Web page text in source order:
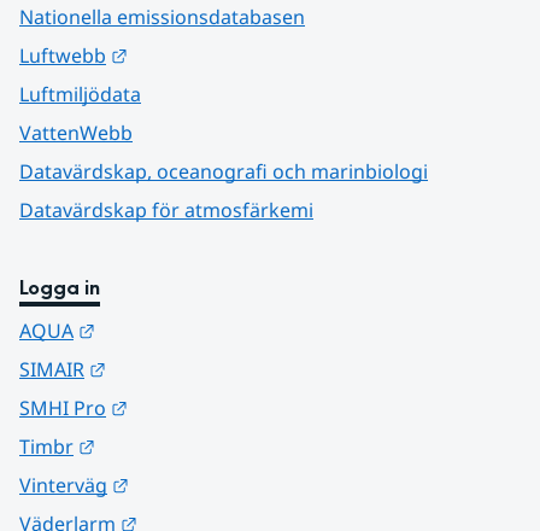
Nationella emissionsdatabasen
Luftwebb
Luftmiljödata
VattenWebb
Datavärdskap, oceanografi och marinbiologi
Datavärdskap för atmosfärkemi
Logga in
AQUA
SIMAIR
SMHI Pro
Timbr
Vinterväg
Väderlarm